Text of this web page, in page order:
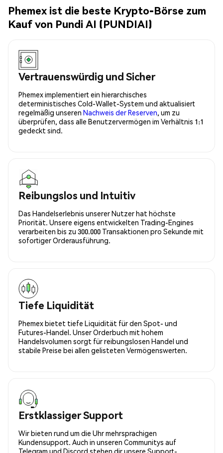
Phemex ist die beste Krypto-Börse zum
Kauf von Pundi AI (PUNDIAI)
Vertrauenswürdig und Sicher
Phemex implementiert ein hierarchisches
deterministisches Cold-Wallet-System und aktualisiert
regelmäßig unseren Nachweis der Reserven, um zu
überprüfen, dass alle Benutzervermögen im Verhältnis 1:1
gedeckt sind.
Reibungslos und Intuitiv
Das Handelserlebnis unserer Nutzer hat höchste
Priorität. Unsere eigens entwickelten Trading-Engines
verarbeiten bis zu 300.000 Transaktionen pro Sekunde mit
sofortiger Orderausführung.
Tiefe Liquidität
Phemex bietet tiefe Liquidität für den Spot- und
Futures-Handel. Unser Orderbuch mit hohem
Handelsvolumen sorgt für reibungslosen Handel und
stabile Preise bei allen gelisteten Vermögenswerten.
Erstklassiger Support
Wir bieten rund um die Uhr mehrsprachigen
Kundensupport. Auch in unseren Communitys auf
Telegram und Discord stehen dir unsere Support-